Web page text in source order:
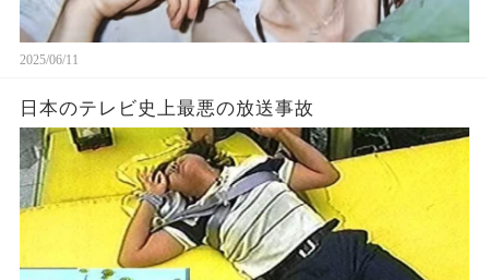
2025/06/11
日本のテレビ史上最悪の放送事故